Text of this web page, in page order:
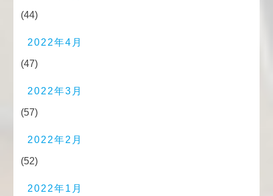
(44)
2022年4月
(47)
2022年3月
(57)
2022年2月
(52)
2022年1月